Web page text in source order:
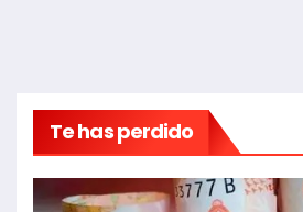
Te has perdido